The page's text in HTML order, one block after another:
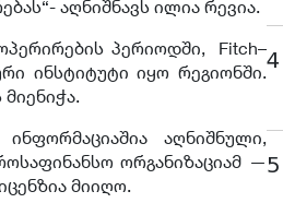
აღნიშნავს ილია რევია.
პერიოდში, Fitch–
ინსტიტუტი იყო რეგიონში.
აღნიშნული,
ორგანიზაციამ —
მიიღო.
4
5